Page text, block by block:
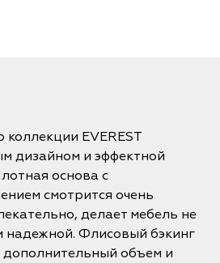
EVEREST
дизайном и эффектной
основа с
смотрится очень
делает мебель не
надежной. Флисовый бэкинг
дополнительный объем и